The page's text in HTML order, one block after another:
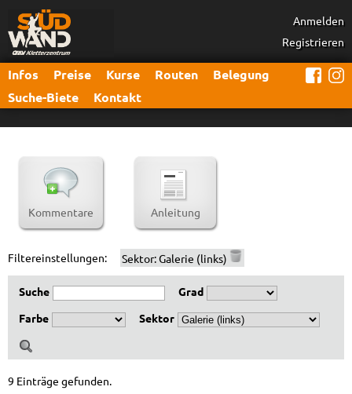
Anmelden
Registrieren
Infos Preise Kurse Routen
Belegung
Suche-Biete
Kontakt
Kommentare Anleitung
Filtereinstellungen: Sektor:Galerie (links)
Suche
Grad
Farbe
Sektor
9 Einträge gefunden.